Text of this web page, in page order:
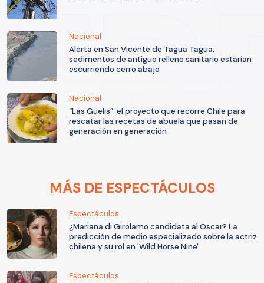
Nacional
Alerta en San Vicente de Tagua Tagua:
sedimentos de antiguo relleno sanitario estarían
escurriendo cerro abajo
Nacional
“Las Guelis”: el proyecto que recorre Chile para
rescatar las recetas de abuela que pasan de
generación en generación
MÁS DE ESPECTÁCULOS
Espectáculos
¿Mariana di Girolamo candidata al Oscar? La
predicción de medio especializado sobre la actriz
chilena y su rol en 'Wild Horse Nine'
Espectáculos